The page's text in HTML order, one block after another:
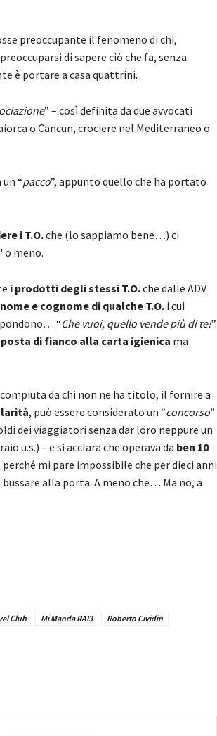
preoccupante il fenomeno di chi,
di sapere ciò che fa, senza
è portare a casa quattrini.
” – così definita da due avvocati
o Cancun, crociere nel Mediterraneo o
“pacco”, appunto quello che ha portato
i T.O.che (lo sappiamo bene…) ci
o meno.
i prodotti degli stessi T.O.che dalle ADV
e cognome di qualche T.O. i cui
“Che vuoi, quello vende più di te!”.
di fianco alla carta igienica ma
da chi non ne ha titolo, il fornire a
, può essere considerato un “concorso”
dei viaggiatori senza dar loro neppure un
u.s.) – e si acclara che operava da ben 10
perché mi pare impossibile che per dieci anni
alla porta. A meno che… Ma no, a
Club Mi Manda RAI3 Roberto Cividin